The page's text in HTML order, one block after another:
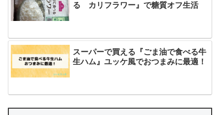
る カリフラワー』で糖質オフ生活
スーパーで買える『ごま油で食べる牛
生ハム』ユッケ風でおつまみに最適！